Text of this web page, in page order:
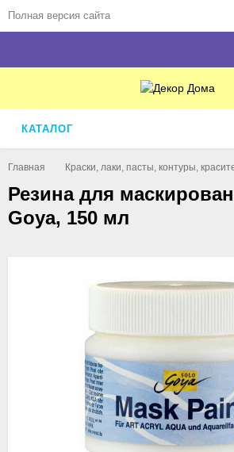
Полная версия сайта
КАТАЛОГ
Главная Краски, лаки, пасты, контуры,
Резина для
Goya, 150 мл